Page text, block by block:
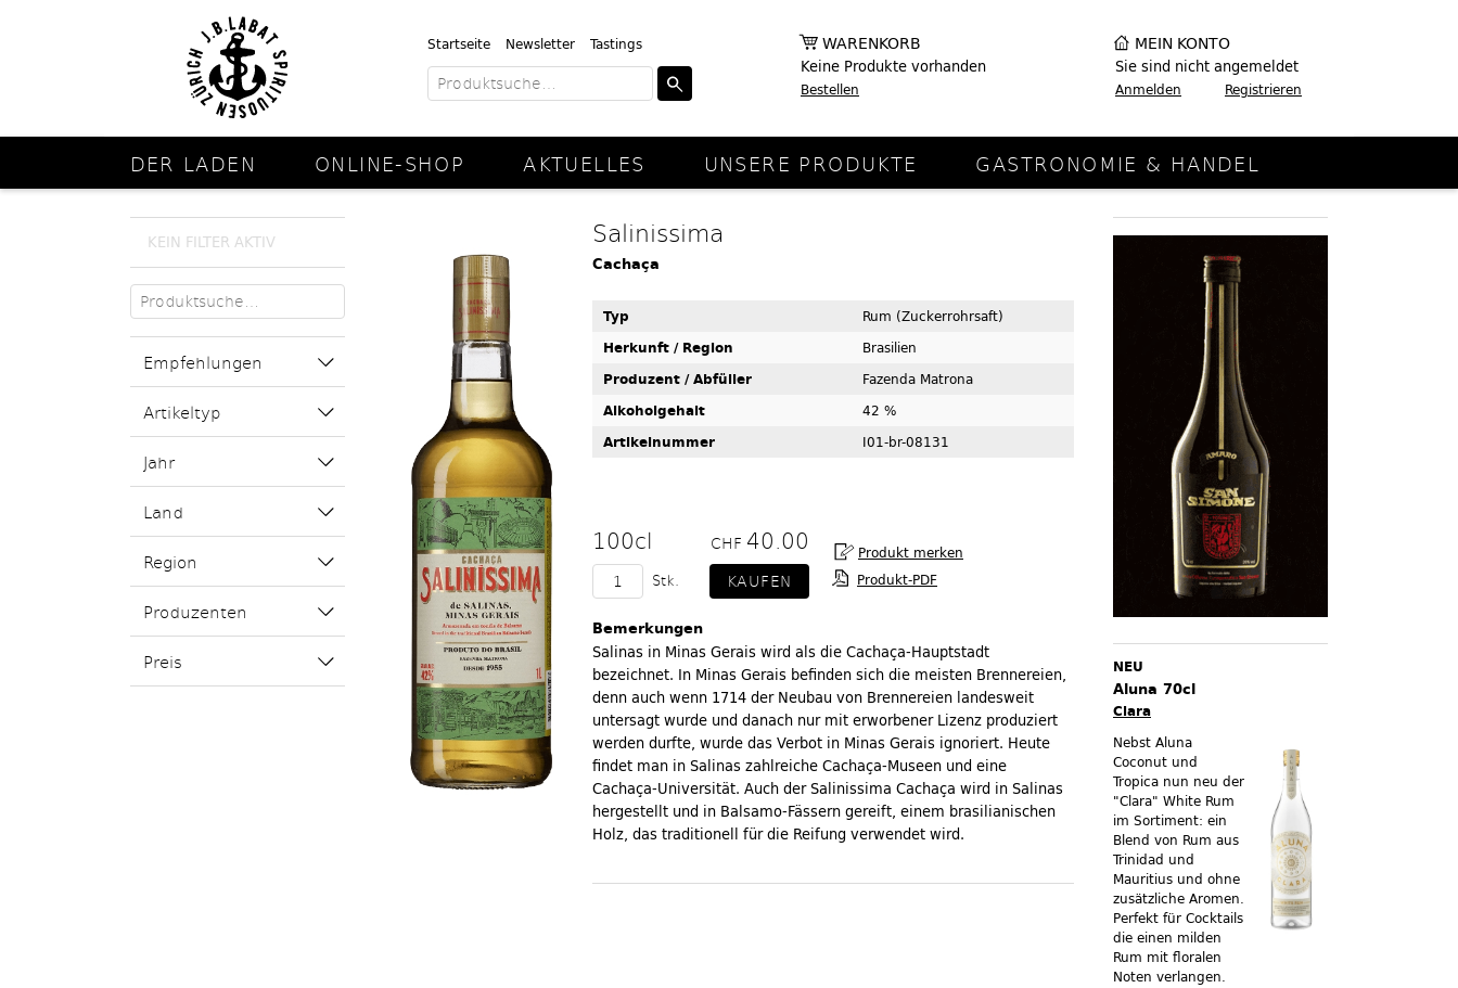
Startseite Newsletter Tastings WARENKORB
Keine Produkte vorhanden
Bestellen
MEIN KONTO
Sie sind nicht angemeldet
Anmelden Registrieren
DER LADEN ONLINE-SHOP AKTUELLES UNSERE PRODUKTE GASTRONOMIE & HANDEL
KEIN FILTER AKTIV
Empfehlungen
Artikeltyp
Jahr
Land
Region
Produzenten
Preis
Salinissima
Cachaça
Typ
Rum (Zuckerrohrsaft)
Herkunft / Region
Brasilien
Produzent / Abfüller
Fazenda Matrona
Alkoholgehalt
42 %
Artikelnummer
I01-br-08131
100cl CHF 40.00
Stk. Produkt-PDF
Bemerkungen
Salinas in Minas Gerais wird als die Cachaça-Hauptstadt
bezeichnet. In Minas Gerais befinden sich die meisten Brennereien,
denn auch wenn 1714 der Neubau von Brennereien landesweit
untersagt wurde und danach nur mit erworbener Lizenz produziert
werden durfte, wurde das Verbot in Minas Gerais ignoriert. Heute
findet man in Salinas zahlreiche Cachaça-Museen und eine
Cachaça-Universität. Auch der Salinissima Cachaça wird in Salinas
hergestellt und in Balsamo-Fässern gereift, einem brasilianischen
Holz, das traditionell für die Reifung verwendet wird.
NEU
Aluna 70cl
Clara
Nebst Aluna
Coconut und
Tropica nun neu der
"Clara" White Rum
im Sortiment: ein
Blend von Rum aus
Trinidad und
Mauritius und ohne
zusätzliche Aromen.
Perfekt für Cocktails
die einen milden
Rum mit floralen
Noten verlangen.